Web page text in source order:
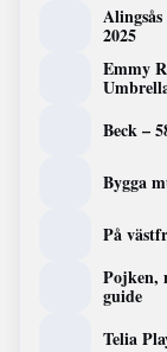
2025
Emmy
Beck –
Bygga
På
Pojken,
guide
Telia